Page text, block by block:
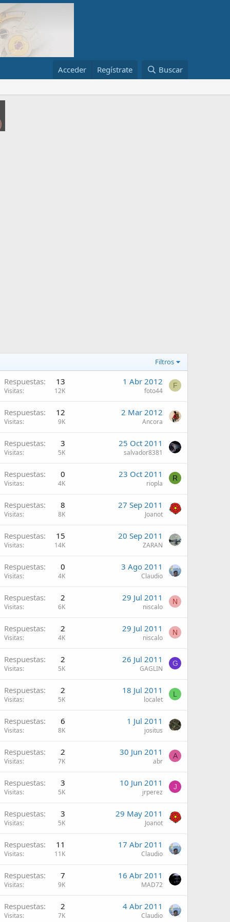
Acceder Regístrate Buscar
Filtros
Respuestas 13
Visitas 12K
1 Abr 2012
foto44
F
Respuestas 12
Visitas 9K
2 Mar 2012
Ancora
Respuestas 3
Visitas 5K
25 Oct 2011
salvador8381
Respuestas 0
Visitas 4K
23 Oct 2011
riopla
R
Respuestas 8
Visitas 8K
27 Sep 2011
Joanot
Respuestas 15
Visitas 14K
20 Sep 2011
ZARAN
Respuestas 0
Visitas 4K
3 Ago 2011
Claudio
Respuestas 2
Visitas 6K
29 Jul 2011
niscalo
N
Respuestas 2
Visitas 4K
29 Jul 2011
niscalo
N
Respuestas 2
Visitas 5K
26 Jul 2011
GAGLIN
G
Respuestas 2
Visitas 5K
18 Jul 2011
localet
L
Respuestas 6
Visitas 8K
1 Jul 2011
jositus
Respuestas 2
Visitas 7K
30 Jun 2011
abr
A
Respuestas 3
Visitas 5K
10 Jun 2011
jrperez
J
Respuestas 3
Visitas 5K
29 May 2011
Joanot
Respuestas 11
Visitas 11K
17 Abr 2011
Claudio
Respuestas 7
Visitas 9K
16 Abr 2011
MAD72
Respuestas 2
Visitas 7K
4 Abr 2011
Claudio